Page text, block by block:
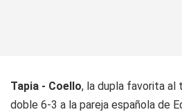
Tapia - Coello, la dupla favorita al
doble 6-3 a la pareja española de